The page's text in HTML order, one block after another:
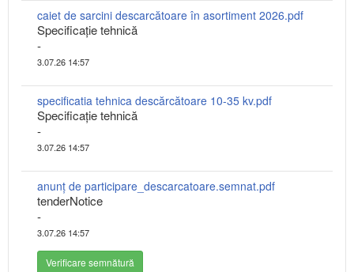
caiet de sarcini descarcătoare în asortiment 2026.pdf
Specificaţie tehnică
-
3.07.26 14:57
specificatia tehnica descărcătoare 10-35 kv.pdf
Specificaţie tehnică
-
3.07.26 14:57
anunț de participare_descarcatoare.semnat.pdf
tenderNotice
-
3.07.26 14:57
Verificare semnătură